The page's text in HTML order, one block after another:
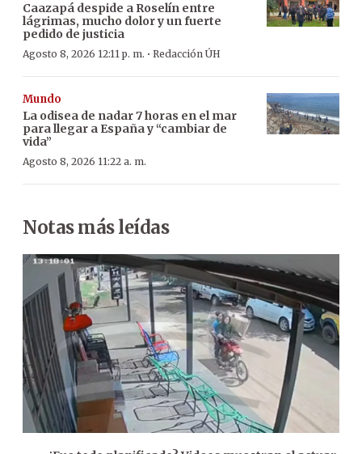
Caazapá despide a Roselín entre
lágrimas, mucho dolor y un fuerte
pedido de justicia
Agosto 8, 2026 12:11 p. m. · Redacción ÚH
Mundo
La odisea de nadar 7 horas en el mar
para llegar a España y “cambiar de
vida”
Agosto 8, 2026 11:22 a. m.
Notas más leídas